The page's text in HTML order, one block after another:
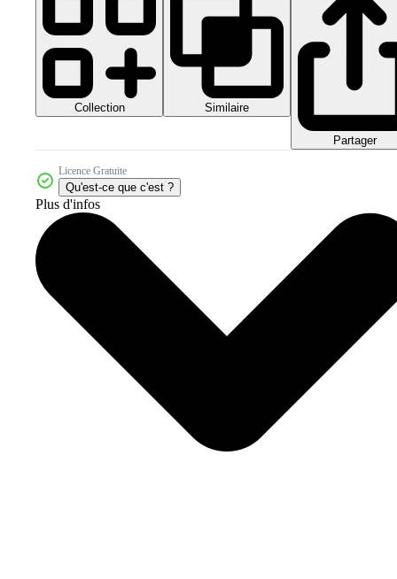
Collection Similaire
Partager
Licence Gratuite
Qu'est-ce que c'est ?
Plus d'infos